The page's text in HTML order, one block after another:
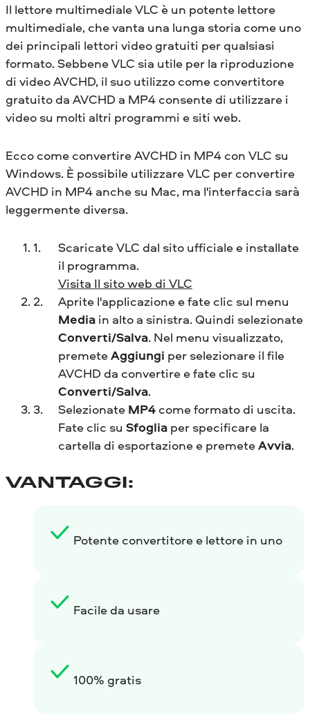
Il lettore multimediale VLC è un potente lettore
multimediale, che vanta una lunga storia come uno
dei principali lettori video gratuiti per qualsiasi
formato. Sebbene VLC sia utile per la riproduzione
di video AVCHD, il suo utilizzo come convertitore
gratuito da AVCHD a MP4 consente di utilizzare i
video su molti altri programmi e siti web.
Ecco come convertire AVCHD in MP4 con VLC su
Windows. È possibile utilizzare VLC per convertire
AVCHD in MP4 anche su Mac, ma l'interfaccia sarà
leggermente diversa.
Scaricate VLC dal sito ufficiale e installate
il programma.
Visita Il sito web di VLC
Aprite l'applicazione e fate clic sul menu
Mediain alto a sinistra. Quindi selezionate
Converti/Salva. Nel menu visualizzato,
premeteAggiungi per selezionare il file
AVCHD da convertire e fate clic su
Converti/Salva.
Selezionate MP4come formato di uscita.
Fate clic su Sfogliaper specificare la
cartella di esportazione e premeteAvvia.
VANTAGGI:
Potente convertitore e lettore in uno
Facile da usare
100% gratis